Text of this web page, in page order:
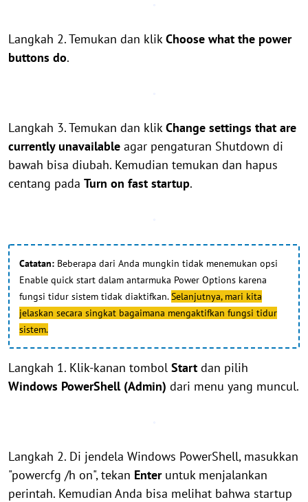
Langkah 2. Temukan dan klikChoose what the power
buttons do.
Langkah 3. Temukan dan klikChange settings that are
currently unavailable agar pengaturan Shutdown di
bawah bisa diubah. Kemudian temukan dan hapus
centang pada Turn on fast startup.
Catatan: Beberapa dari Anda mungkin tidak menemukan opsi
Enable quick start dalam antarmuka Power Options karena
fungsi tidur sistem tidak diaktifkan.Selanjutnya, mari kita
jelaskan secara singkat bagaimana mengaktifkan fungsi tidur
sistem.
Langkah 1. Klik-kanan tombol Start dan pilih
Windows PowerShell (Admin) dari menu yang muncul.
Langkah 2. Di jendela Windows PowerShell, masukkan
"powercfg /h on", tekan Enteruntuk menjalankan
perintah. Kemudian Anda bisa melihat bahwa startup